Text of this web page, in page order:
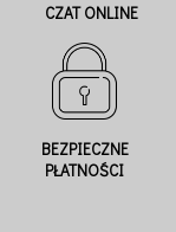
CZAT ONLINE
BEZPIECZNE
PŁATNOŚCI